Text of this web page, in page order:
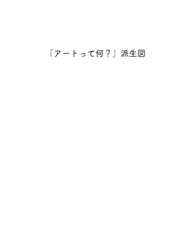
「アートって何？」派生図